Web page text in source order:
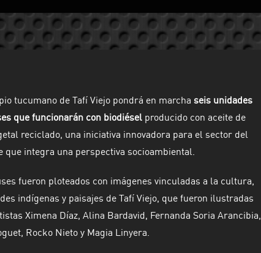
tucumano de Tafí Viejo pondrá en marcha seis unidades
que funcionarán con biodiésel producido con aceite de
reciclado, una iniciativa innovadora para el sector del
que integra una perspectiva socioambiental.
fueron ploteados con imágenes vinculadas a la cultura,
indígenas y paisajes de Tafí Viejo, que fueron ilustradas
Ximena Díaz, Alina Bardavid, Fernanda Soria Arancibia,
Rocko Nieto y Magia Linyera.